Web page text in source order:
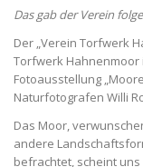
Das gab der Verein
Der „Verein Torfwerk
Torfwerk Hahnenmoor
Fotoausstellung
Naturfotografen Willi
Das Moor,
andere
befrachtet, scheint